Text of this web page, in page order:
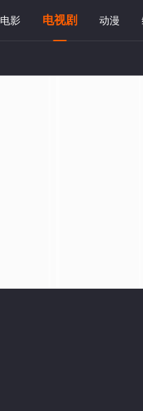
电影 电视剧 动漫